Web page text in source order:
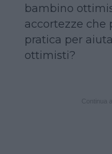
bambino
accortezze che
pratica per
ottimisti?